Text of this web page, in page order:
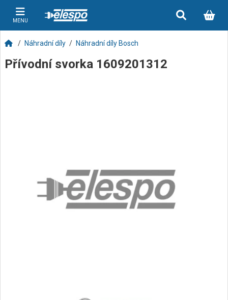
MENU
Náhradní díly Náhradní díly Bosch
Přívodní svorka 1609201312